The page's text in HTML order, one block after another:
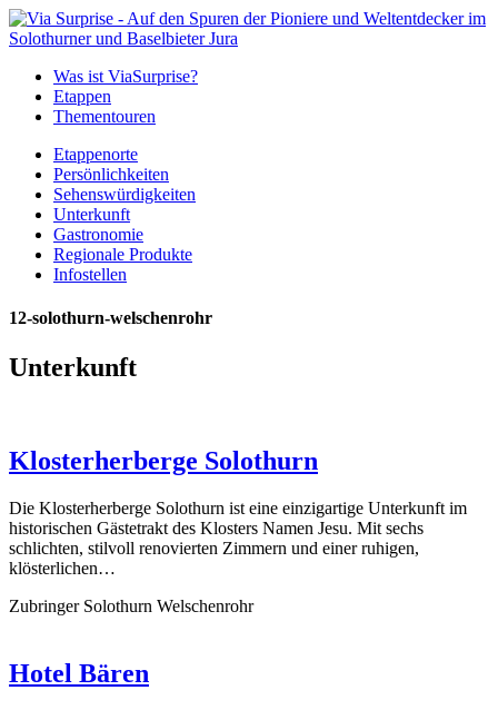
Was ist ViaSurprise?
Etappen
Thementouren
Etappenorte
Persönlichkeiten
Sehenswürdigkeiten
Unterkunft
Gastronomie
Regionale Produkte
Infostellen
12-solothurn-welschenrohr
Unterkunft
Klosterherberge Solothurn
Die Klosterherberge Solothurn ist eine einzigartige Unterkunft im
historischen Gästetrakt des Klosters Namen Jesu. Mit sechs
schlichten, stilvoll renovierten Zimmern und einer ruhigen,
klösterlichen…
Zubringer Solothurn Welschenrohr
Hotel Bären